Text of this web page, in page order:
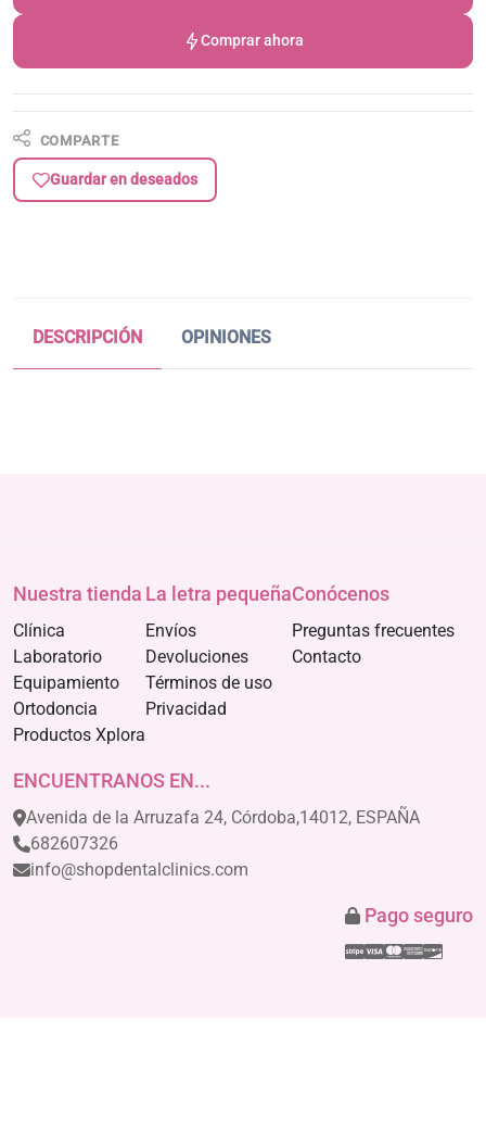
Comprar ahora
COMPARTE
Guardar en deseados
DESCRIPCIÓN OPINIONES
Nuestra tienda
Clínica
Laboratorio
Equipamiento
Ortodoncia
Productos Xplora
La letra pequeña
Envíos
Devoluciones
Términos de uso
Privacidad
Conócenos
Preguntas frecuentes
Contacto
ENCUENTRANOS EN...
Avenida de la Arruzafa 24, Córdoba,14012, ESPAÑA
682607326
info@shopdentalclinics.com
Pago seguro
Stripe
Visa